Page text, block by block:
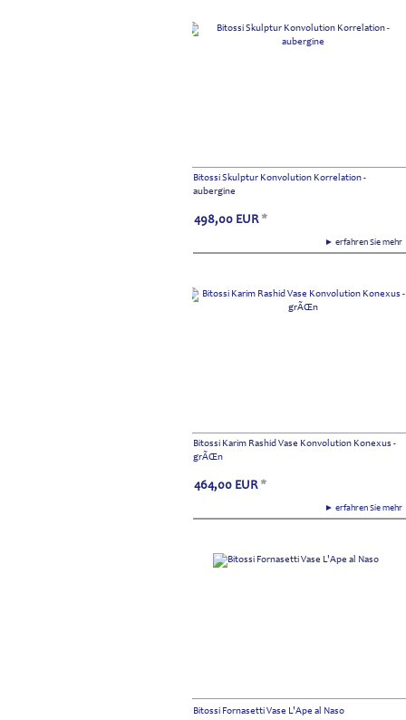
Bitossi Skulptur Konvolution Korrelation -
aubergine
► erfahren Sie
498,00 EUR *
Bitossi Karim Rashid Vase Konvolution Konexus -
grÃŒn
► erfahren Sie
464,00 EUR *
Bitossi Fornasetti Vase L'Ape al Naso